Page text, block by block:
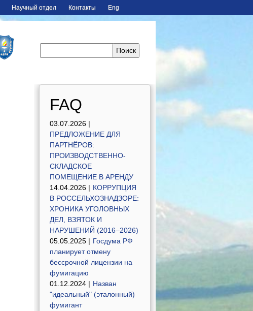
Научный отдел Контакты Eng
FAQ
03.07.2026 |
ПРЕДЛОЖЕНИЕ ДЛЯ
ПАРТНЁРОВ:
ПРОИЗВОДСТВЕННО-
СКЛАДСКОЕ
ПОМЕЩЕНИЕ В АРЕНДУ
14.04.2026 | КОРРУПЦИЯ
В РОССЕЛЬХОЗНАДЗОРЕ:
ХРОНИКА УГОЛОВНЫХ
ДЕЛ, ВЗЯТОК И
НАРУШЕНИЙ (2016–2026)
05.05.2025 | Госдума РФ
планирует отмену
бессрочной лицензии на
фумигацию
01.12.2024 | Назван
"идеальный" (эталонный)
фумигант